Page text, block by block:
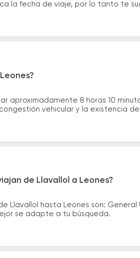
la fecha de viaje, por lo tanto te
aproximadamente 8 horas 10
vehicular y la existencia
de Llavallol a Leones?
Llavallol hasta Leones son:
se adapte a tu búsqueda.